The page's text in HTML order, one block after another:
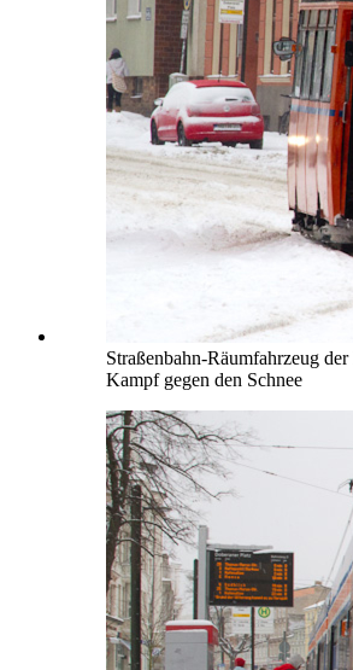
Straßenbahn-Räumfahrzeug
Kampf gegen den Schnee